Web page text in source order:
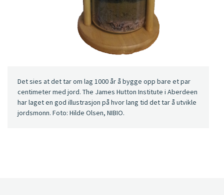
Det sies at det tar om lag 1000 år å bygge opp bare et par
centimeter med jord. The James Hutton Institute i Aberdeen
har laget en god illustrasjon på hvor lang tid det tar å utvikle
jordsmonn. Foto: Hilde Olsen, NIBIO.